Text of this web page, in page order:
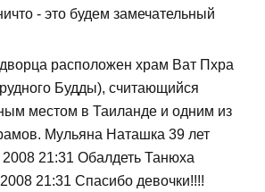
- это будем замечательный
расположен храм Ват Пхра
Будды), считающийся
местом в Таиланде и одним из
Мульяна Наташка 39 лет
21:31 Обалдеть Танюха
21:31 Спасибо девочки!!!!